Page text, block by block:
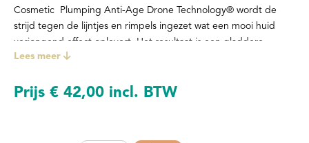
Cosmetic Plumping Anti-Age Drone Technology® wordt de
strijd tegen de lijntjes en rimpels ingezet wat een mooi huid
verjongend effect oplevert. Het resultaat is een gladdere,
strakkere en vollere huid.
huid? Wil jij hoogkwalitatieve verzorgende bestanddelen
Lees meer
Prijs € 42,00 incl. BTW